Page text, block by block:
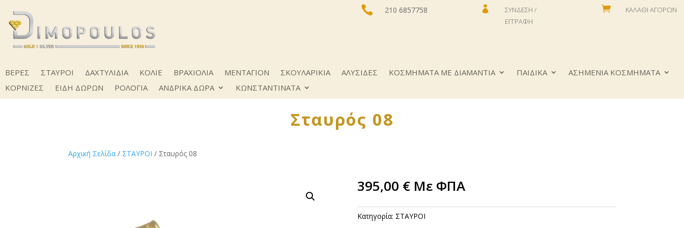
 210 6857758 
ΣΎΝΔΕΣΗ /
ΕΓΓΡΑΦΉ
 ΚΑΛΆΘΙ ΑΓΟΡΏΝ
ΒΕΡΕΣ ΣΤΑΥΡΟΙ ΔΑΧΤΥΛΙΔΙΑ ΚΟΛΙΕ ΒΡΑΧΙΟΛΙΑ ΜΕΝΤΑΓΙΟΝ ΣΚΟΥΛΑΡΙΚΙΑ ΑΛΥΣΙΔΕΣ ΚΟΣΜΗΜΑΤΑ ΜΕ ΔΙΑΜΑΝΤΙΑ ΠΑΙΔΙΚΑ
ΑΣΗΜΕΝΙΑ ΚΟΣΜΗΜΑΤΑ
ΚΟΡΝΙΖΕΣ
ΕΙΔΗ ΔΩΡΩΝ ΡΟΛΟΓΙΑ ΑΝΔΡΙΚΑ ΔΩΡΑ ΚΩNΣΤΑΝΤΙΝΑΤΑ
Σταυρός 08
Αρχική Σελίδα / ΣΤΑΥΡΟΙ / Σταυρός 08
395,00 € Με ΦΠΑ
Κατηγορία: ΣΤΑΥΡΟΙ